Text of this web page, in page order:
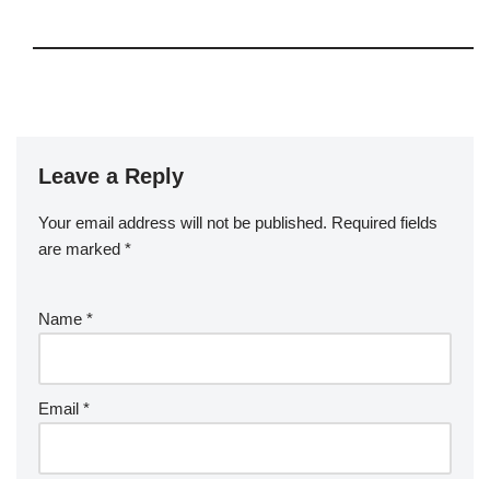
Leave a Reply
Your email address will not be published. Required fields
are marked *
Name *
Email *